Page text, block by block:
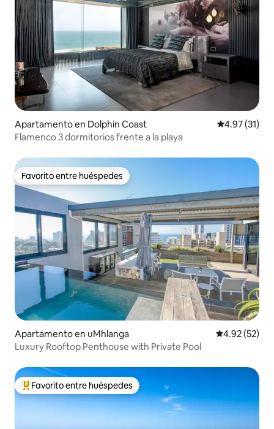
Apartamento en Dolphin Coast Calificación
4.97 (31)
Flamenco 3 dormitorios frente a la playa
Favorito entre huéspedes
Favorito entre huéspedes
Apartamento en uMhlanga Calificación
4.92 (52)
Luxury Rooftop Penthouse with Private Pool
Favorito entre huéspedes preferido
Favorito entre huéspedes